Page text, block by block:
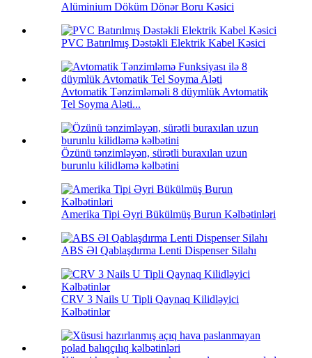
Alüminium Döküm Dönər Boru Kəsici
PVC Batırılmış Dəstəkli Elektrik Kabel Kəsici
Avtomatik Tənzimləməli 8 düymlük Avtomatik
Tel Soyma Aləti...
Özünü tənzimləyən, sürətli buraxılan uzun
burunlu kilidləmə kəlbətini
Amerika Tipi Əyri Bükülmüş Burun Kəlbətinləri
ABS Əl Qablaşdırma Lenti Dispenser Silahı
CRV 3 Nails U Tipli Qaynaq Kilidləyici
Kəlbətinlər